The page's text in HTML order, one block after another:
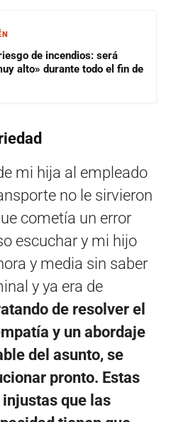
de incendios: será
alto» durante todo el fin de
mi hija al empleado
no le sirvieron
cometía un error
escuchar y mi hijo
y media sin saber
y ya era de
de resolver el
y un abordaje
del asunto, se
pronto. Estas
que las